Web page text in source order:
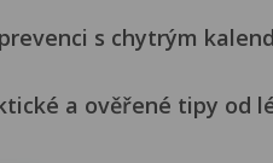
s chytrým
a ověřené tipy od